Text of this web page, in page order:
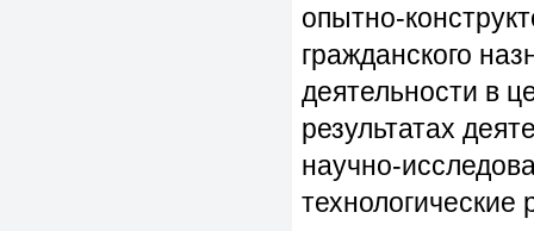
опытно-
гражданского
деятельности в
результатах
научно-
технологические